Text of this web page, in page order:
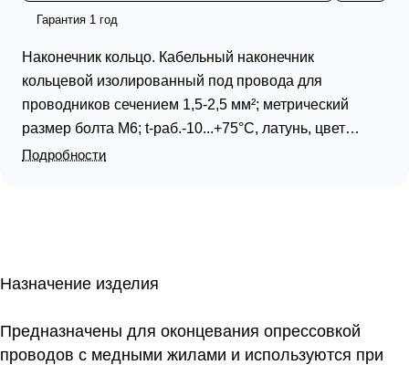
Гарантия 1 год
Наконечник кольцо. Кабельный наконечник
кольцевой изолированный под провода для
проводников сечением 1,5-2,5 мм²; метрический
размер болта М6; t-раб.-10...+75°С, латунь, цвет
синий
Подробности
Назначение изделия
Предназначены для оконцевания опрессовкой
проводов с медными жилами и используются при